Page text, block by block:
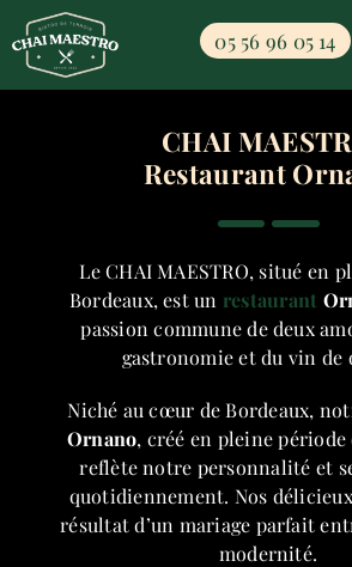
Passer
au
contenu
05 56 96 05 14
CHAI
Restaurant
Le CHAI MAESTRO, situé en
Bordeaux, est un restaurant
passion commune de deux
gastronomie et du vin de
Niché au cœur de Bordeaux,
Ornano, créé en pleine période
reflète notre personnalité et
quotidiennement. Nos
résultat d’un mariage parfait
modernité.